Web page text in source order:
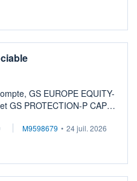
GS EUROPE EQUITY-
GS PROTECTION-P CAP
signale ...
M9598679 • 24 juil. 2026